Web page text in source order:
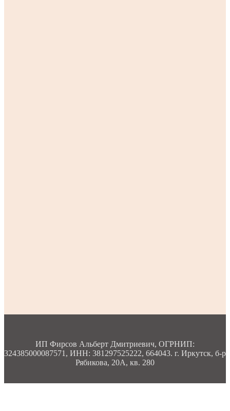
ИП Фирсов Альберт Дмитриевич, ОГРНИП:
324385000087571, ИНН: 381297525222, 664043. г. Иркутск, б-р
Рябикова, 20А, кв. 280